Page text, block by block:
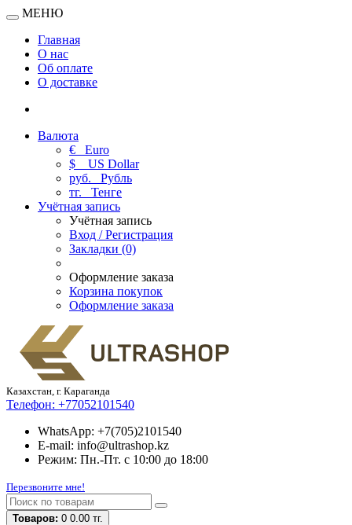
МЕНЮ
Главная
О нас
Об оплате
О доставке
Валюта
€ Euro
$
US Dollar
руб. Рубль
тг. Тенге
Учётная запись
Учётная запись
Вход / Регистрация
Закладки (0)
Оформление заказа
Корзина покупок
Оформление заказа
Казахстан, г. Караганда
Телефон: +77052101540
WhatsApp: +7(705)2101540
E-mail: info@ultrashop.kz
Режим: Пн.-Пт. с 10:00 до 18:00
Перезвоните мне!
Товаров: 0 0.00 тг.